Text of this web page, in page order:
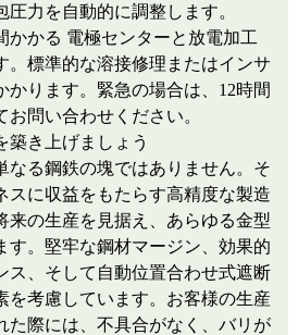
力を自動的に調整します。
かかる 電極センターと放電加工
。標準的な溶接修理またはインサ
かります。緊急の場合は、12時間
問い合わせください。
築き上げましょう
なる鋼鉄の塊ではありません。そ
スに収益をもたらす高精度な製造
来の生産を見据え、あらゆる金型
す。堅牢な鋼材マージン、効果的
ス、そして自動位置合わせ式遮断
を考慮しています。お客様の生産
た際には、不具合がなく、バリが